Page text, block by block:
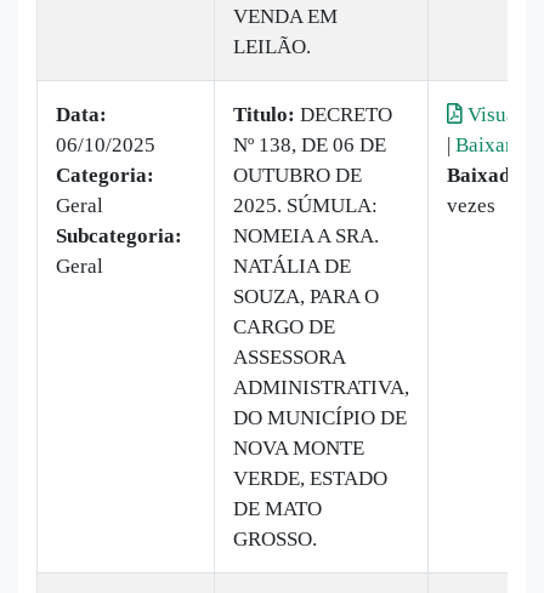
VENDA EM
LEILÃO.
Data:
06/10/2025
Categoria:
Geral
Subcategoria:
Geral
Titulo: DECRETO
Nº 138, DE 06 DE
OUTUBRO DE
2025. SÚMULA:
NOMEIA A SRA.
NATÁLIA DE
SOUZA, PARA O
CARGO DE
ASSESSORA
ADMINISTRATIVA,
DO MUNICÍPIO DE
NOVA MONTE
VERDE, ESTADO
DE MATO
GROSSO.
| Baixar
Baixado:
vezes